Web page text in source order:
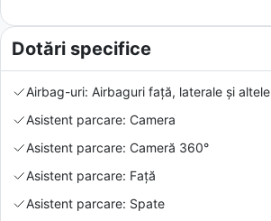
Dotări specifice
Airbag-uri: Airbaguri față, laterale și altele
Asistent parcare: Camera
Asistent parcare: Cameră 360°
Asistent parcare: Față
Asistent parcare: Spate